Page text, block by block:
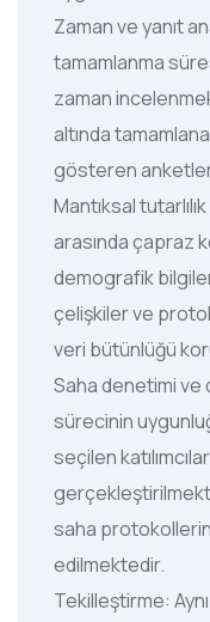
Zaman ve yanıt
tamamlanma
zaman
altında
gösteren anketler
Mantıksal
arasında çapraz
demografik
çelişkiler ve
veri bütünlüğü
Saha denetimi ve
sürecinin
seçilen
saha
edilmektedir.
Tekilleştirme: